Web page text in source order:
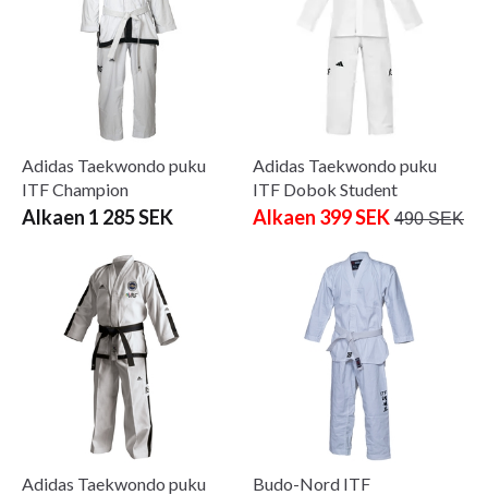
Adidas Taekwondo puku
ITF Champion
Alkaen 1 285 SEK
Adidas Taekwondo puku
ITF Dobok Student
Alkaen 399 SEK 490 SEK
Adidas Taekwondo puku
Budo-Nord ITF